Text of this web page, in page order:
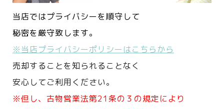
当店ではプライバシーを順守して
秘密を厳守致します。
※当店プライバシーポリシーはこちらから
売却することを知られることなく
安心してご利用ください。
※但し、古物営業法第21条の３の規定により